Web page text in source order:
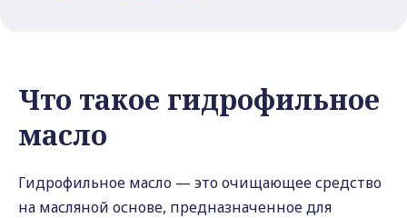
Что такое гидрофильное
масло
Гидрофильное масло — это очищающее средство
на масляной основе, предназначенное для